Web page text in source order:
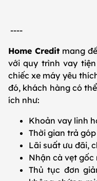
----
Home Credit mang
với quy trình vay
chiếc xe máy yêu
đó, khách hàng có
ích như:
Khoản vay linh
Thời gian trả
Lãi suất ưu đãi,
Nhận cà vẹt
Thủ tục đơn